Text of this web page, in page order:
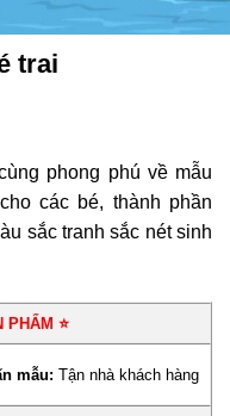
trai
phong phú về mẫu
các bé, thành phần
sắc tranh sắc nét sinh
PHẨM ⭐
mẫu: Tận nhà khách hàng